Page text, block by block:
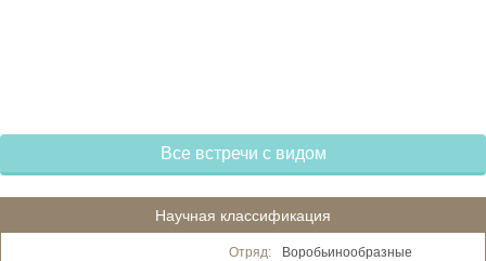
Все встречи с видом
Научная классификация
Отряд:
Воробьинообразные